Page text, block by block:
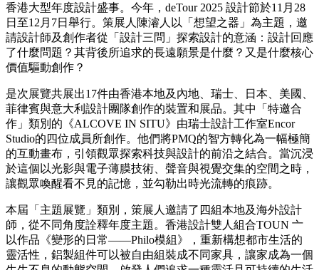
香港大型年度設計盛事。今年，deTour 2025 設計節於11月28
日至12月7日舉行。策展人陳濬人以「想望之器」為主題，邀
請設計師及創作者從「設計三問」探索設計的意涵：設計回應
了什麼問題？其背後所追求的長遠願景是什麼？又是什麼核心
價值驅動創作？
是次展覽共展出17件由香港本地及內地、瑞士、日本、美國、
菲律賓與意大利設計團隊創作的裝置和展品。其中「特邀合
作」類別的《ALCOVE IN SITU》由瑞士設計工作室Encor
Studio的四位成員所創作。他們將PMQ的智方轉化為一幅極簡
的互動畫布，引領觀眾探索科技與設計的前沿之結合。當沉浸
於這個以光影與電子薄膜技術、聲音與視覺交集的空間之時，
讓觀眾喚醒看不見的記憶，並勾勒出時光流轉的痕跡。
本屆「主題展覽」類別，策展人邀請了四組本地及海外設計
師，從不同角度詮釋年度主題。香港設計雙人組合TOUN 亠
以作品《變形的日常——Philo模組》，重新構想都市生活的
靈活性，鋁製組件可以被自由組裝成不同家具，讓家成為一個